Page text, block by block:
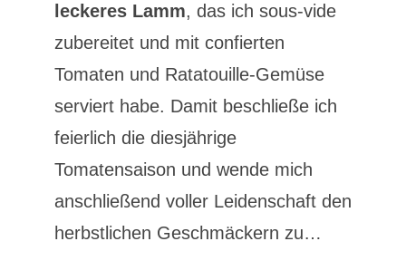
immer
leckeres Lamm, das ich sous-vide
zubereitet und mit confierten
Tomaten und Ratatouille-Gemüse
serviert habe. Damit beschließe ich
feierlich die diesjährige
Tomatensaison und wende mich
anschließend voller Leidenschaft den
herbstlichen Geschmäckern zu…